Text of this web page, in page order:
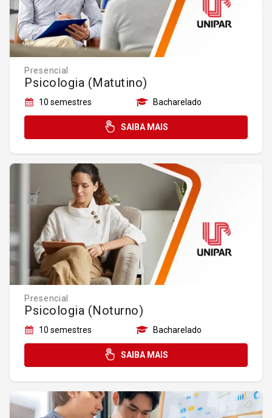
Presencial
Psicologia (Matutino)
10 semestres Bacharelado
SAIBA MAIS
Presencial
Psicologia (Noturno)
10 semestres Bacharelado
SAIBA MAIS